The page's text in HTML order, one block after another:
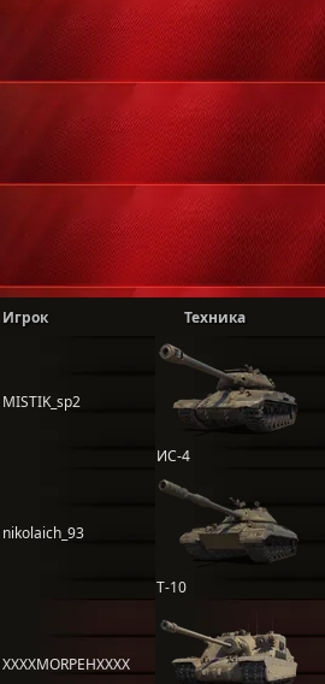
Игрок Техника
MISTIK_sp2
ИС-4
nikolaich_93
Т-10
XXXXMORPEHXXXX